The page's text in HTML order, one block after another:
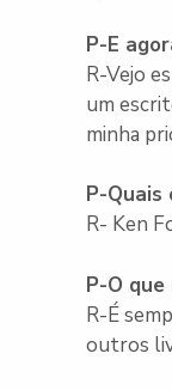
P-E
R-Vejo
um
minha
P-
R- Ken
P-O
R-É
outros